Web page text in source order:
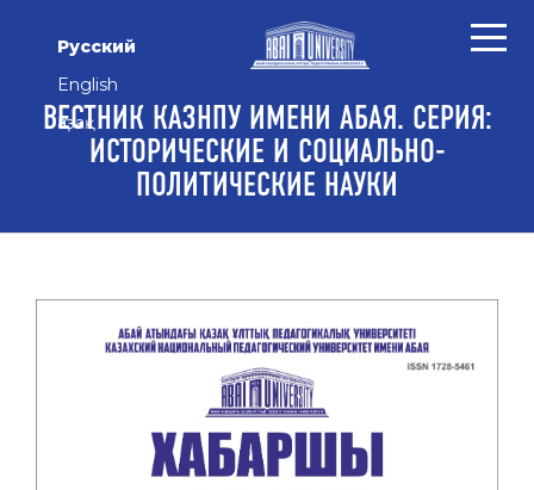
Русский
English
Қазақ
ВЕСТНИК КАЗНПУ ИМЕНИ АБАЯ. СЕРИЯ:
ИСТОРИЧЕСКИЕ И СОЦИАЛЬНО-
ПОЛИТИЧЕСКИЕ НАУКИ